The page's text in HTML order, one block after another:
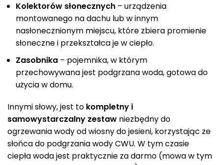
Kolektorów słonecznych – urządzenia
montowanego na dachu lub w innym
nasłonecznionym miejscu, które zbiera promienie
słoneczne i przekształca je w ciepło.
Zasobnika – pojemnika, w którym
przechowywana jest podgrzana woda, gotowa do
użycia w domu.
Innymi słowy, jest to kompletny i
samowystarczalny zestaw niezbędny do
ogrzewania wody od wiosny do jesieni, korzystając ze
słońca do podgrzania wody CWU. W tym czasie
ciepła woda jest praktycznie za darmo (mowa w tym